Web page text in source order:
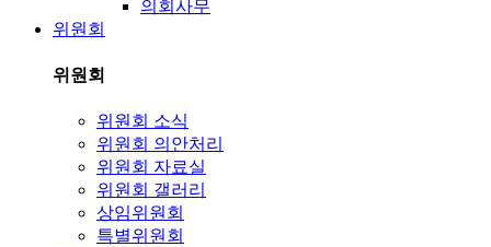
의회사무
위원회
위원회
위원회 소식
위원회 의안처리
위원회 자료실
위원회 갤러리
상임위원회
특별위원회